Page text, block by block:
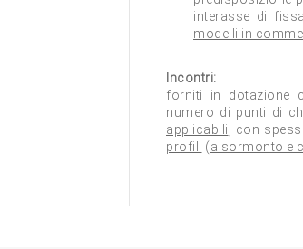
interasse di
modelli in
Incontri:
forniti in dotazione
numero di punti di
applicabili , con
profili (a sormonto e